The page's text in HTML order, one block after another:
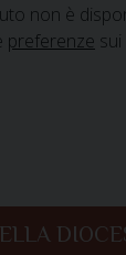
non è
preferenze